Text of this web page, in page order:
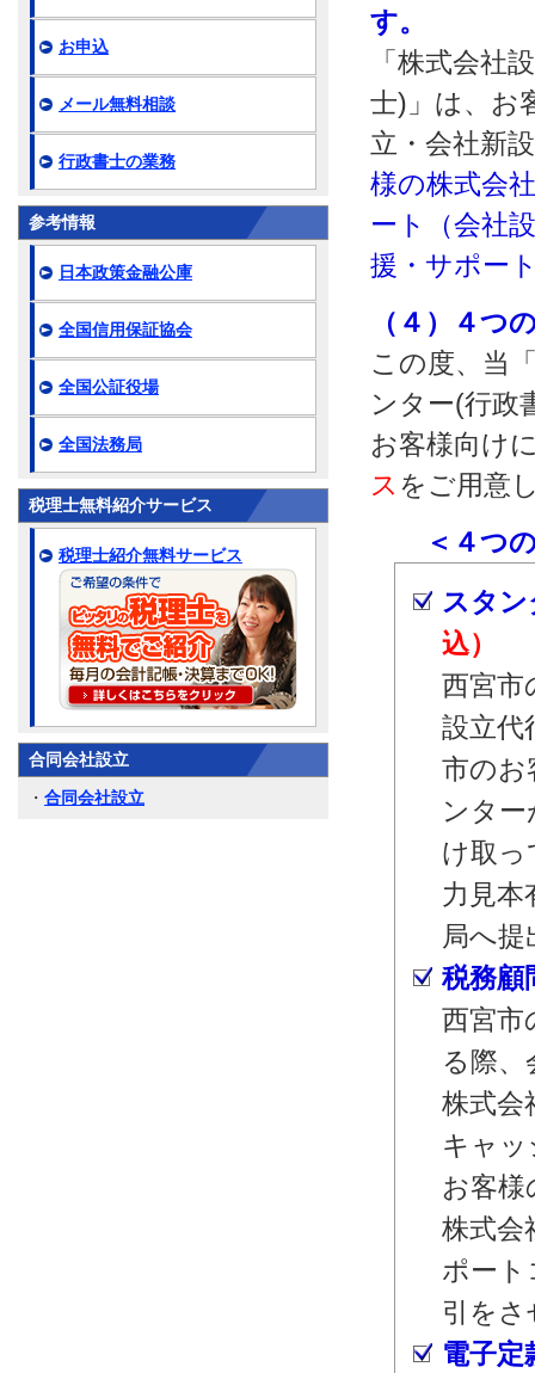
す。
「株式会社
士)」は、お
立・会社新
様の株式会
ート（会社
援・サポー
（４）４つ
この度、当
ンター(行政
お客様向け
ス をご用意
＜４つの
スタン
込）
西宮市
設立代
市のお
ンタ
け取っ
力見本
局へ
税務顧
西宮市
る際、
株式会
キャ
お客様
株式会
ポート
引を
電子定
お申込
メール無料相談
行政書士の業務
参考情報
日本政策金融公庫
全国信用保証協会
全国公証役場
全国法務局
税理士無料紹介サービス
税理士紹介無料サービス
合同会社設立
・ 合同会社設立